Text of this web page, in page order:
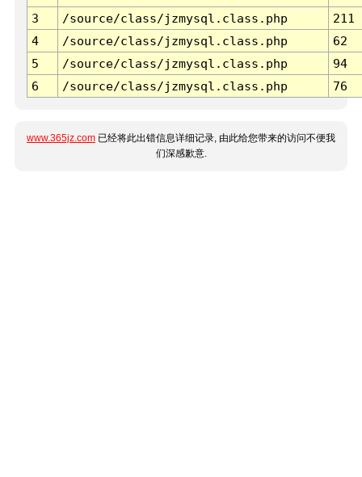
3 /source/class/jzmysql.class.php
211
4
/source/class/jzmysql.class.php
62
5
/source/class/jzmysql.class.php
94
6
/source/class/jzmysql.class.php 76
www.365jz.com 已经将此出错信息详细记录, 由此给您带来的访问不便我
们深感歉意.